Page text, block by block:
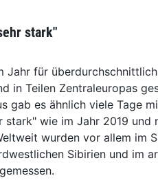
stark"
Jahr für
in Teilen Zentraleuropas
gab es ähnlich viele Tage
wie im Jahr 2019 und
wurden vor allem im
Sibirien und im